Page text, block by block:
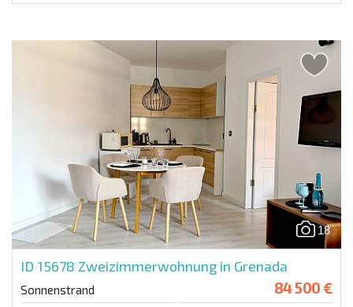
18
ID 15678 Zweizimmerwohnung in Grenada
Sonnenstrand 84 500 €